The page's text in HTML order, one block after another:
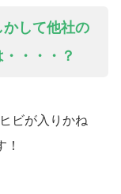
して他社の
・・・？
ビが入りかね